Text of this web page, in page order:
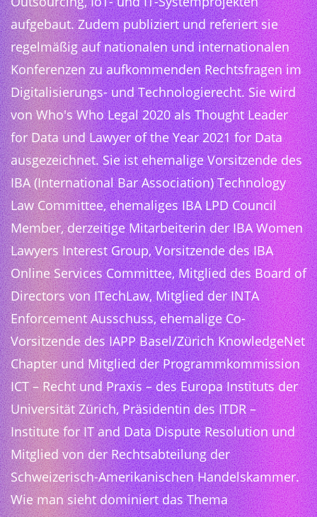
aufgebaut. Zudem publiziert und referiert sie
regelmäßig auf nationalen und internationalen
Konferenzen zu aufkommenden Rechtsfragen im
Digitalisierungs- und Technologierecht. Sie wird
von Who's Who Legal 2020 als Thought Leader
for Data und Lawyer of the Year 2021 for Data
ausgezeichnet. Sie ist ehemalige Vorsitzende des
IBA (International Bar Association) Technology
Law Committee, ehemaliges IBA LPD Council
Member, derzeitige Mitarbeiterin der IBA Women
Lawyers Interest Group, Vorsitzende des IBA
Online Services Committee, Mitglied des Board of
Directors von ITechLaw, Mitglied der INTA
Enforcement Ausschuss, ehemalige Co-
Vorsitzende des IAPP Basel/Zürich KnowledgeNet
Chapter und Mitglied der Programmkommission
ICT – Recht und Praxis – des Europa Instituts der
Universität Zürich, Präsidentin des ITDR –
Institute for IT and Data Dispute Resolution und
Mitglied von der Rechtsabteilung der
Schweizerisch-Amerikanischen Handelskammer.
Wie man sieht dominiert das Thema